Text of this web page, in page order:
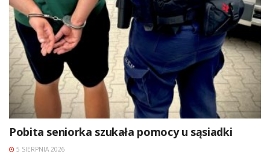
Pobita seniorka szukała pomocy u sąsiadki
5 SIERPNIA 2026